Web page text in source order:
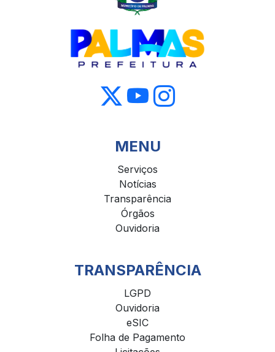
MENU
Serviços
Notícias
Transparência
Órgãos
Ouvidoria
TRANSPARÊNCIA
LGPD
Ouvidoria
eSIC
Folha de Pagamento